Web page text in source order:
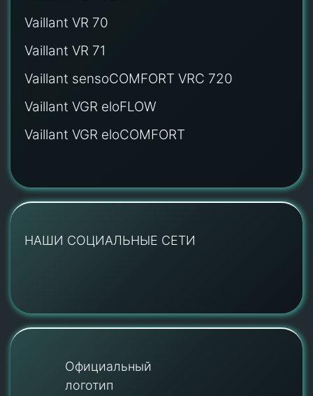
Vaillant VR 70
Vaillant VR 71
Vaillant sensoCOMFORT VRC 720
Vaillant VGR eloFLOW
Vaillant VGR eloCOMFORT
НАШИ СОЦИАЛЬНЫЕ СЕТИ
Официальный
логотип